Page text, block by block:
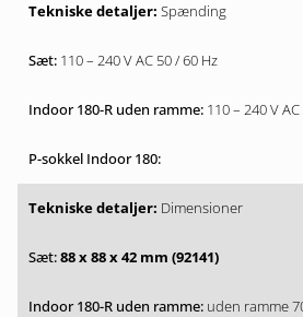
Spænding
110 – 240 V AC 50 / 60 Hz
110 – 240 V
Dimensioner
88 x 88 x 42 mm (92141)
uden ramme